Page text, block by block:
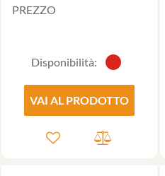
PREZZO
Disponibilità:
VAI AL PRODOTTO